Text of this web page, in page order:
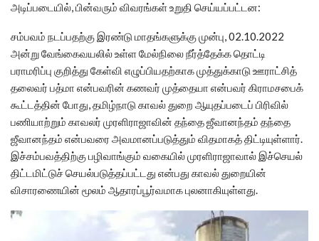
அடிப்படையில், பின்வரும் விவரங்கள் உறுதி செய்யப்பட்டன:
சம்பவம் நடப்பதற்கு இரண்டு மாதங்களுக்கு முன்பு, 02.10.2022
அன்று வேங்கைவயலில் உள்ள மேல்நிலை நீர்த்தேக்க தொட்டி
பராமரிப்பு குறித்து கேள்வி எழுப்பியதற்காக முத்துக்காடு ஊராட்சித்
தலைவர் பத்மா என்பவரின் கணவர் முத்தையா என்பவர் கிராமசபைக்
கூட்டத்தின் போது, தமிழ்நாடு காவல் துறை ஆயுதப்படைப் பிரிவில்
பணியாற்றும் காவலர் முரளிராஜாவின் தந்தை ஜீவானந்தம் தந்தை
ஜீவானந்தம் என்பவரை அவமானப்படுத்தும் விதமாகத் திட்டியுள்ளார்.
இச்சம்பவத்திற்கு பழிவாங்கும் வகையில் முரளிராஜாவால் இச்செயல்
திட்டமிட்டுச் செயல்படுத்தப்பட்டது என்பது காவல் துறையின்
விசாரணையின் மூலம் ஆதாரப்பூர்வமாக புலனாகியுள்ளது.